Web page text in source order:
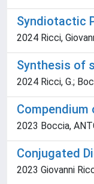
Syndiotactic
2024 Ricci,
Synthesis of
2024 Ricci, G.;
2023 Boccia,
Conjugated
2023 Giovanni